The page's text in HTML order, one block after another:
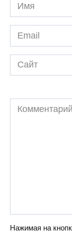
*
Email
*
Сайт
Комментарий
Нажимая на